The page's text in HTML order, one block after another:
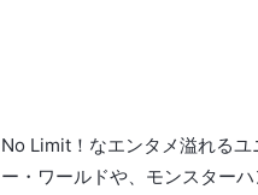
No Limit！なエンタメ溢れる
ー・ワールドや、モンスター